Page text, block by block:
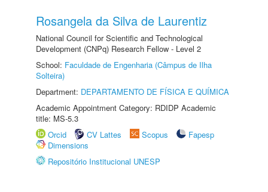
Rosangela da Silva de Laurentiz
National Council for Scientific and Technological
Development (CNPq) Research Fellow - Level 2
School: Faculdade de Engenharia (Câmpus de Ilha
Solteira)
Department: DEPARTAMENTO DE FÍSICA E QUÍMICA
Academic Appointment Category: RDIDP Academic
title: MS-5.3
Orcid
CV Lattes Scopus
Fapesp
Dimensions
Repositório Institucional UNESP